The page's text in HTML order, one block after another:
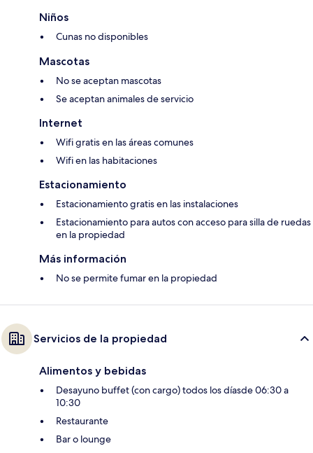
Niños
Cunas no disponibles
Mascotas
No se aceptan mascotas
Se aceptan animales de servicio
Internet
Wifi gratis en las áreas comunes
Wifi en las habitaciones
Estacionamiento
Estacionamiento gratis en las instalaciones
Estacionamiento para autos con acceso para silla de ruedas
en la propiedad
Más información
No se permite fumar en la propiedad
Servicios de la propiedad
Alimentos y bebidas
Desayuno buffet (con cargo) todos los díasde 06:30 a
10:30
Restaurante
Bar o lounge